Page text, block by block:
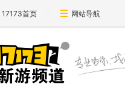
17173首页 网站导航